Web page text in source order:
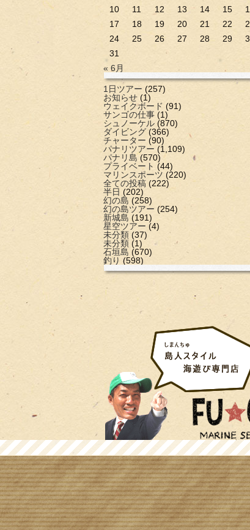
10
11 12 13 14 15
17
18 19 20 21 22
24
25 26 27 28 29
31
« 6月
1日ツアー (257)
お知らせ (1)
ウェイクボード (91)
サンゴの仕事 (1)
シュノーケル (870)
ダイビング (366)
チャーター (90)
パナリツアー (1,109)
パナリ島 (570)
プライベート (44)
マリンスポーツ (220)
全ての投稿 (222)
半日 (202)
幻の島 (258)
幻の島ツアー (254)
新城島 (191)
星空ツアー (4)
未分類 (37)
未分類 (1)
石垣島 (670)
釣り (598)